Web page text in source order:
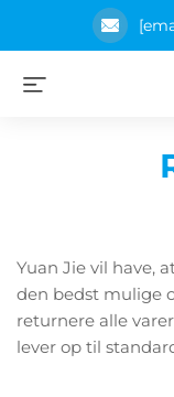
Yuan Jie vil have,
den bedst mulige
returnere alle
lever op til